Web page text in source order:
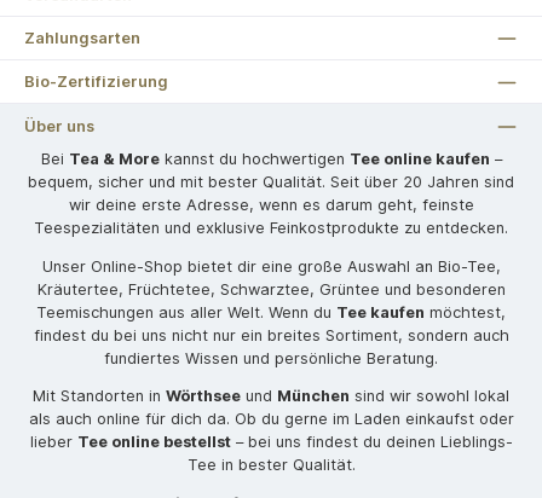
Zahlungsarten
Bio-Zertifizierung
Über uns
Bei Tea & Morekannst du hochwertigen Tee online kaufen –
bequem, sicher und mit bester Qualität. Seit über 20 Jahren sind
wir deine erste Adresse, wenn es darum geht, feinste
Teespezialitäten und exklusive Feinkostprodukte zu entdecken.
Unser Online-Shop bietet dir eine große Auswahl an Bio-Tee,
Kräutertee, Früchtetee, Schwarztee, Grüntee und besonderen
Teemischungen aus aller Welt. Wenn du Tee kaufen möchtest,
findest du bei uns nicht nur ein breites Sortiment, sondern auch
fundiertes Wissen und persönliche Beratung.
Mit Standorten in Wörthsee und München sind wir sowohl lokal
als auch online für dich da. Ob du gerne im Laden einkaufst oder
lieber Tee online bestellst– bei uns findest du deinen Lieblings-
Tee in bester Qualität.